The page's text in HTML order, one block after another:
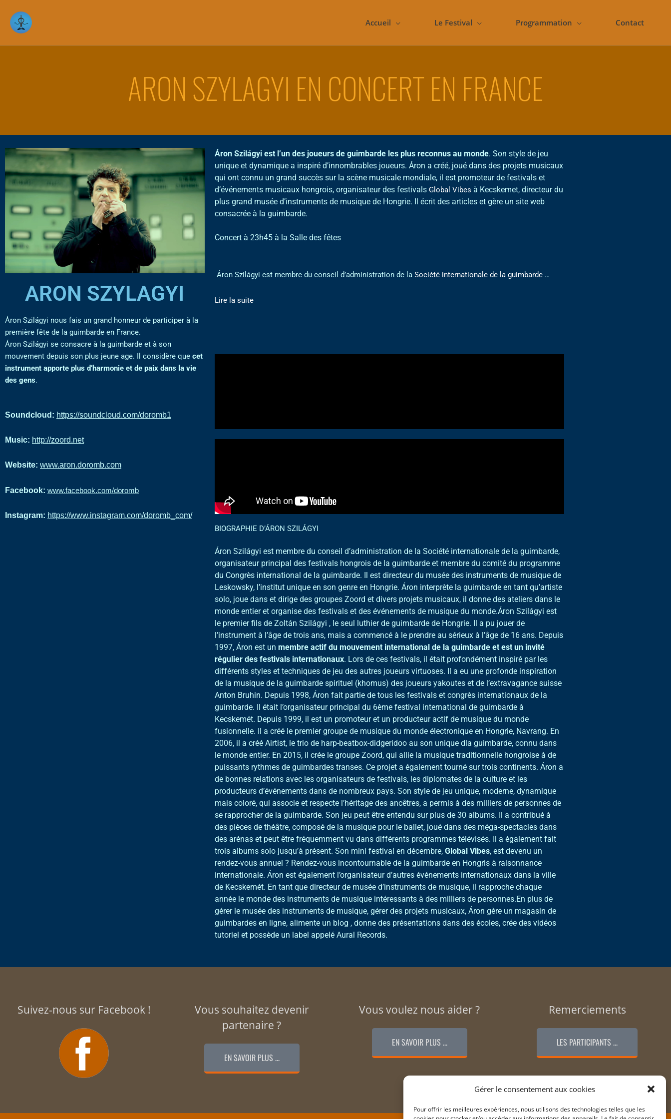
Gérer le consentement aux cookies
Pour offrir les meilleures expériences, nous utilisons des technologies telles que les
Accueil Le Festival Programmation Contact
ARON SZYLAGYI EN CONCERT EN FRANCE
ARON SZYLAGYI
Áron Szilágyi nous fais un grand honneur de participer à la
première fête de la guimbarde en France.
Áron Szilágyi se consacre à la guimbarde et à son
mouvement depuis son plus jeune age. Il considère que cet
instrument apporte plus d’harmonie et de paix dans la vie
des gens.
Soundcloud: https://soundcloud.com/doromb1
Music: http://zoord.net
Website: www.aron.doromb.com
Facebook: www.facebook.com/doromb
Instagram: https://www.instagram.com/doromb_com/
Áron Szilágyi est l’un des joueurs de guimbarde les plus reconnus au monde. Son style de jeu
unique et dynamique a inspiré d’innombrables joueurs. Áron a créé, joué dans des projets musicaux
qui ont connu un grand succès sur la scène musicale mondiale, il est promoteur de festivals et
d’événements musicaux hongrois, organisateur des festivals Global Vibes à Kecskemet, directeur du
plus grand musée d’instruments de musique de Hongrie. Il écrit des articles et gère un site web
consacrée à la guimbarde.
Concert à 23h45 à la Salle des fêtes
Áron Szilágyi est membre du conseil d’administration de la Société internationale de la guimbarde…
Lire la suite
BIOGRAPHIE D’ÁRON SZILÁGYI
Áron Szilágyi est membre du conseil d’administration de la Société internationale de la guimbarde,
organisateur principal des festivals hongrois de la guimbarde et membre du comité du programme
du Congrès international de la guimbarde. Il est directeur du musée des instruments de musique de
Leskowsky, l’institut unique en son genre en Hongrie. Áron interprète la guimbarde en tant qu’artiste
solo, joue dans et dirige des groupes Zoord et divers projets musicaux, il donne des ateliers dans le
monde entier et organise des festivals et des événements de musique du monde.Áron Szilágyi est
le premier fils de Zoltán Szilágyi , le seul luthier de guimbarde de Hongrie. Il a pu jouer de
l’instrument à l’âge de trois ans, mais a commencé à le prendre au sérieux à l’âge de 16 ans. Depuis
1997, Áron est un membre actif du mouvement international de la guimbarde et est un invité
régulier des festivals internationaux. Lors de ces festivals, il était profondément inspiré par les
différents styles et techniques de jeu des autres joueurs virtuoses. Il a eu une profonde inspiration
de la musique de la guimbarde spirituel (khomus) des joueurs yakoutes et de l’extravagance suisse
Anton Bruhin. Depuis 1998, Áron fait partie de tous les festivals et congrès internationaux de la
guimbarde. Il était l’organisateur principal du 6ème festival international de guimbarde à
Kecskemét. Depuis 1999, il est un promoteur et un producteur actif de musique du monde
fusionnelle. Il a créé le premier groupe de musique du monde électronique en Hongrie, Navrang. En
2006, il a créé Airtist, le trio de harp-beatbox-didgeridoo au son unique dla guimbarde, connu dans
le monde entier. En 2015, il crée le groupe Zoord, qui allie la musique traditionnelle hongroise à de
puissants rythmes de guimbardes transes. Ce projet a également tourné sur trois continents. Áron a
de bonnes relations avec les organisateurs de festivals, les diplomates de la culture et les
producteurs d’événements dans de nombreux pays. Son style de jeu unique, moderne, dynamique
mais coloré, qui associe et respecte l’héritage des ancêtres, a permis à des milliers de personnes de
se rapprocher de la guimbarde. Son jeu peut être entendu sur plus de 30 albums. Il a contribué à
des pièces de théâtre, composé de la musique pour le ballet, joué dans des méga-spectacles dans
des arénas et peut être fréquemment vu dans différents programmes télévisés. Il a également fait
trois albums solo jusqu’à présent. Son mini festival en décembre, Global Vibes, est devenu un
rendez-vous annuel ? Rendez-vous incontournable de la guimbarde en Hongris à raisonnance
internationale. Áron est également l’organisateur d’autres événements internationaux dans la ville
de Kecskemét. En tant que directeur de musée d’instruments de musique, il rapproche chaque
année le monde des instruments de musique intéressants à des milliers de personnes.En plus de
gérer le musée des instruments de musique, gérer des projets musicaux, Áron gère un magasin de
guimbardes en ligne, alimente un blog , donne des présentations dans des écoles, crée des vidéos
tutoriel et possède un label appelé Aural Records.
Suivez-nous sur Facebook !
Vous souhaitez devenir
partenaire ?
EN SAVOIR PLUS ...
Vous voulez nous aider ?
EN SAVOIR PLUS ...
Remerciements
LES PARTICIPANTS ...